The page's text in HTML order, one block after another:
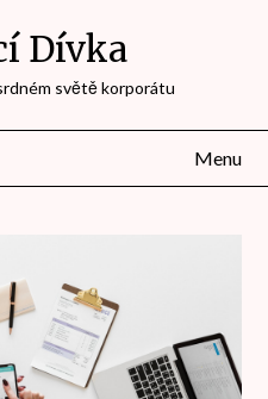
Dívka
světě korporátu
Menu